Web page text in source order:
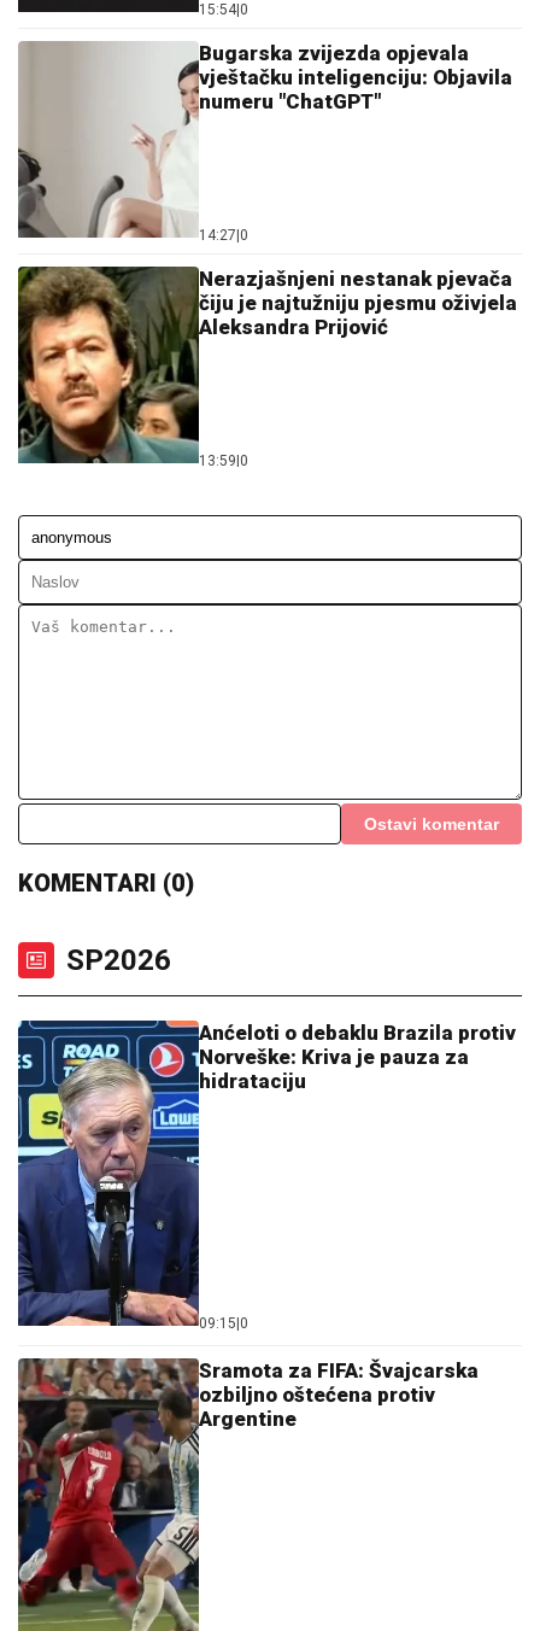
15:54 0
Bugarska zvijezda opjevala
vještačku inteligenciju: Objavila
numeru "ChatGPT"
14:27 0
Nerazjašnjeni nestanak pjevača
čiju je najtužniju pjesmu oživjela
Aleksandra Prijović
13:59 0
Ostavi komentar
KOMENTARI (0)
SP2026
Anćeloti o debaklu Brazila protiv
Norveške: Kriva je pauza za
hidrataciju
09:15 0
Sramota za FIFA: Švajcarska
ozbiljno oštećena protiv
Argentine